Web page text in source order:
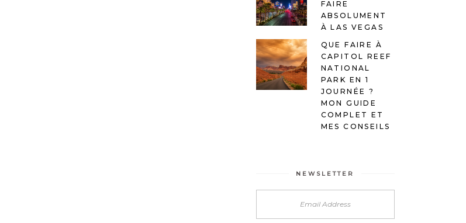
FAIRE
ABSOLUMENT
À LAS VEGAS
QUE FAIRE À
CAPITOL REEF
NATIONAL
PARK EN 1
JOURNÉE ?
MON GUIDE
COMPLET ET
MES CONSEILS
NEWSLETTER